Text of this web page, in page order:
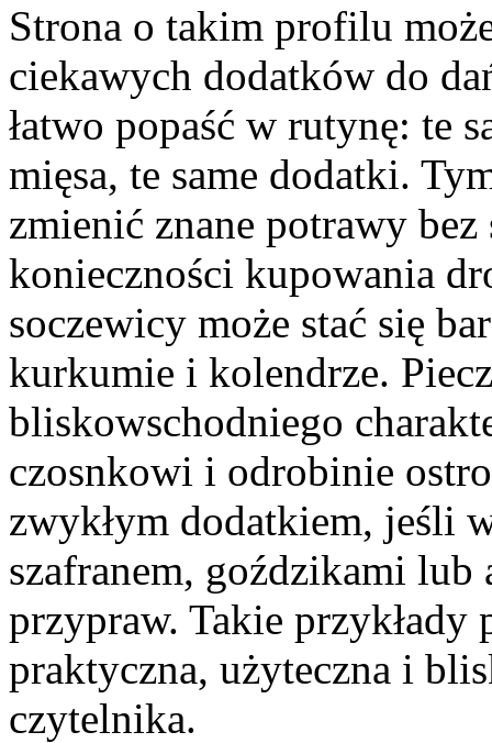
Strona o takim profilu
ciekawych dodatków do
łatwo popaść w rutynę: te
mięsa, te same dodatki.
zmienić znane potrawy
konieczności kupowania
soczewicy może stać się
kurkumie i kolendrze.
bliskowschodniego
czosnkowi i odrobinie
zwykłym dodatkiem, jeśli
szafranem, goździkami lub
przypraw. Takie przykłady
praktyczna, użyteczna i
czytelnika.